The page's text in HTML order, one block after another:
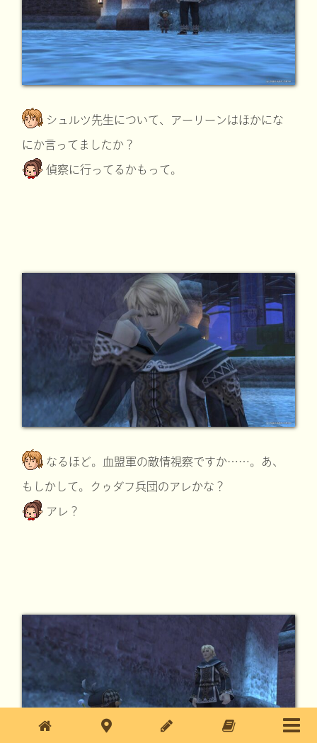
シュルツ先生について、アーリーンはほかにな
にか言ってましたか？
偵察に行ってるかもって。
なるほど。血盟軍の敵情視察ですか……。あ、
もしかして。クゥダフ兵団のアレかな？
アレ？